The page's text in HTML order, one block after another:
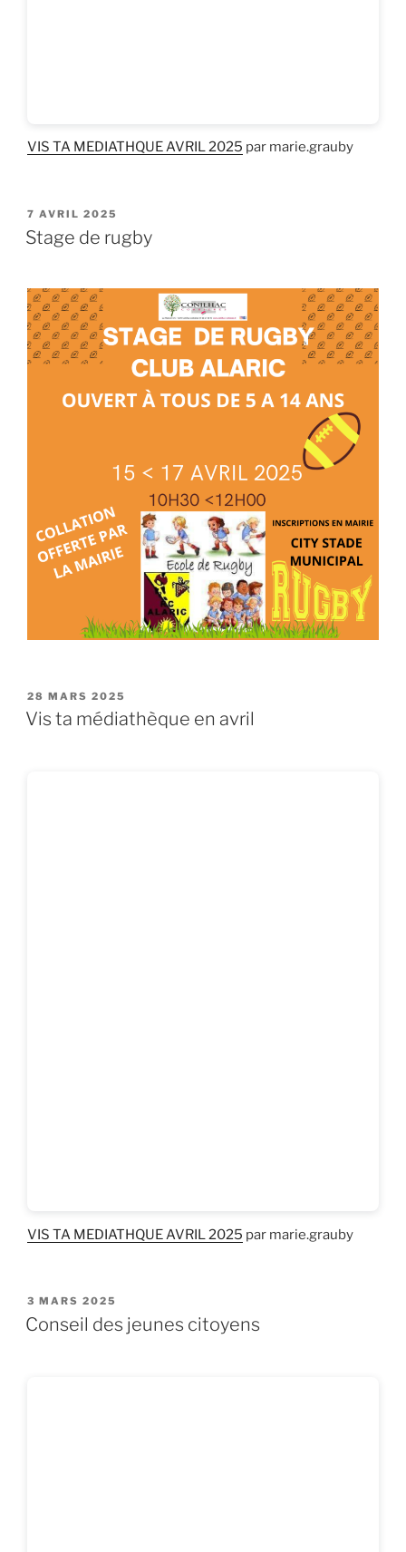
VIS TA MEDIATHQUE AVRIL 2025 par marie.grauby
PUBLIÉ
LE
7 AVRIL 2025
Stage de rugby
PUBLIÉ
LE
28 MARS 2025
Vis ta médiathèque en avril
VIS TA MEDIATHQUE AVRIL 2025 par marie.grauby
PUBLIÉ
LE
3 MARS 2025
Conseil des jeunes citoyens